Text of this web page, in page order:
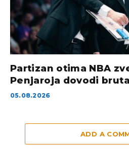
Partizan otima NBA
Penjaroja dovodi
05.08.2026
ADD A